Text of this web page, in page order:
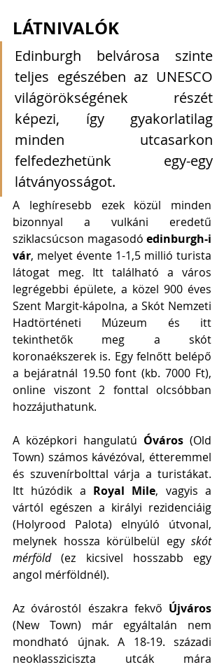
LÁTNIVALÓK
Edinburgh belvárosa szinte
teljes egészében az UNESCO
világörökségének részét
képezi, így gyakorlatilag
minden utcasarkon
felfedezhetünk egy-egy
látványosságot.
A leghíresebb ezek közül minden
bizonnyal a vulkáni eredetű
sziklacsúcson magasodó edinburgh-i
vár, melyet évente 1-1,5 millió turista
látogat meg. Itt található a város
legrégebbi épülete, a közel 900 éves
Szent Margit-kápolna, a Skót Nemzeti
Hadtörténeti Múzeum és itt
tekinthetők meg a skót
koronaékszerek is. Egy felnőtt belépő
a bejáratnál 19.50 font (kb. 7000 Ft),
online viszont 2 fonttal olcsóbban
hozzájuthatunk.
A középkori hangulatú Óváros (Old
Town) számos kávézóval, étteremmel
és szuvenírbolttal várja a turistákat.
Itt húzódik a Royal Mile, vagyis a
vártól egészen a királyi rezidenciáig
(Holyrood Palota) elnyúló útvonal,
melynek hossza körülbelül egy skót
mérföld (ez kicsivel hosszabb egy
angol mérföldnél).
Az óvárostól északra fekvő Újváros
(New Town) már egyáltalán nem
mondható újnak. A 18-19. századi
neoklassziciszta utcák mára